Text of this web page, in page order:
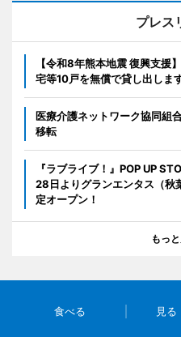
プレス
【令和8年熊本地震 復興支援
宅等10戸を無償で貸し出しま
医療介護ネットワーク協同組
移転
『ラブライブ！』POP UP
28日よりグランエンタス（秋
定オープン！
もっ
食べる 見る